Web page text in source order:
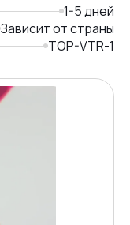
1-5 дней
Зависит от страны
TOP-VTR-1